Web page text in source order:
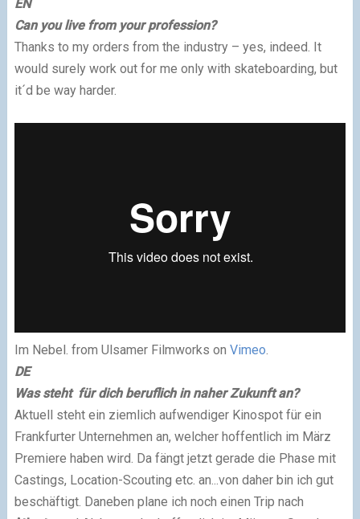
EN
Can you live from your profession?
Thanks to my orders from the industry – yes, indeed. It
would surely work out for me only with skateboarding, but
it´d be way harder.
Im Nebel. from Ulsamer Filmworks on Vimeo.
DE
Was steht für dich beruflich in naher Zukunft an?
Aktuell steht ein ziemlich aufwendiger Kinospot für ein
Frankfurter Unternehmen an, welcher hoffentlich im März
Premiere haben wird. Da fängt jetzt gerade die Phase mit
Castings, Location-Scouting etc. an...von daher bin ich gut
beschäftigt. Daneben plane ich noch einen Trip nach